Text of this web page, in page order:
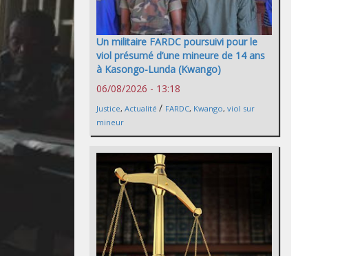
Un militaire FARDC poursuivi pour le
viol présumé d’une mineure de 14 ans
à Kasongo-Lunda (Kwango)
06/08/2026 - 13:18
Justice, Actualité / FARDC, Kwango, viol sur
mineur